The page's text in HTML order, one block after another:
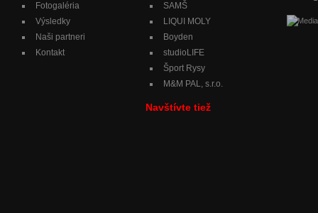
Fotogaléria
Výsledky
Naši partneri
Kontakt
SAMŠ
LIQUI MOLY
Boyden
studioLIFE
Šport Rysy
M&M PAL, s.r.o.
Navštívte tiež